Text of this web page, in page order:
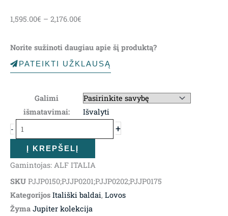
1,595.00€ – 2,176.00€
through
2,176.00€
Norite sužinoti daugiau apie šį produktą?
PATEIKTI UŽKLAUSĄ
Galimi
išmatavimai:
Išvalyti
-
kiekis:
Miegamojo
lova
Jupiter
+
Į KREPŠELĮ
Gamintojas: ALF ITALIA
SKU PJJP0150;PJJP0201;PJJP0202;PJJP0175
Kategorijos Itališki baldai, Lovos
Žyma Jupiter kolekcija